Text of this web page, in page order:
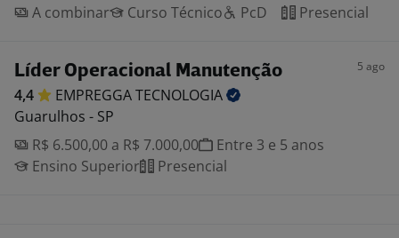
A combinar
Curso Técnico PcD Presencial
Líder Operacional Manutenção 5 ago
4,4 EMPREGGATECNOLOGIA
Guarulhos - SP
R$ 6.500,00 a R$ 7.000,00
Entre 3 e 5 anos
Ensino Superior
Presencial